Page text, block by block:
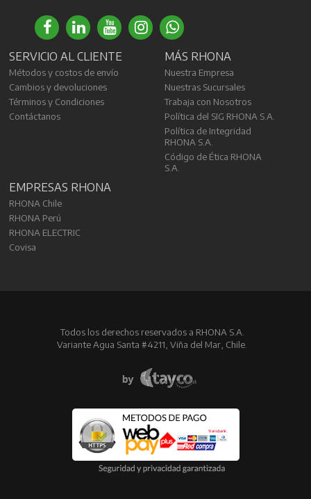
SERVICIO AL CLIENTE
Métodos y costos de envío
Cambios y devoluciones
Términos y Condiciones
Contáctanos
MÁS RHONA
Nuestra Empresa
Nuestras Sucursales
Trabaja con Nosotros
Política del SIG RHONA S.A.
Política de Integridad
RHONA S.A.
Código de Ética RHONA
S.A.
EMPRESAS RHONA
RHONA Chile
RHONA Perú
RHONA ELECTRIC
Covisa
Todos los derechos reservados a RHONA S.A.
Variante Agua Santa #4211, Viña del Mar, Chile.